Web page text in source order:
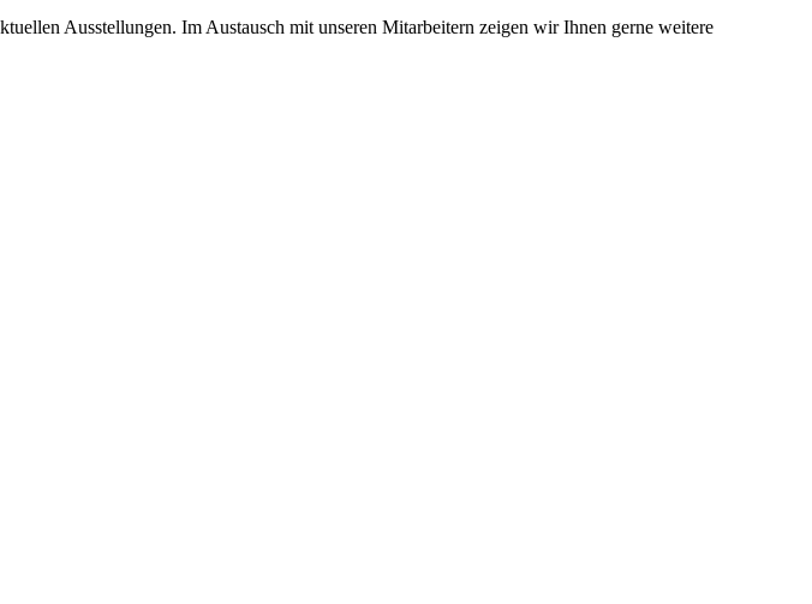
Ausstellungen. Im Austausch mit unseren Mitarbeitern zeigen wir Ihnen gerne weitere